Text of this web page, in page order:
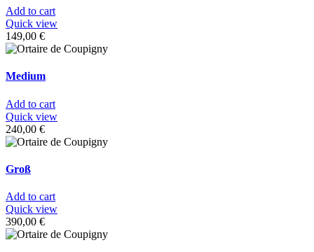
Add to cart
Quick view
149,00 €
Medium
Add to cart
Quick view
240,00 €
Groß
Add to cart
Quick view
390,00 €